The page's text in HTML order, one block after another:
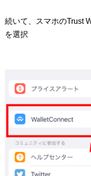
続いて、スマホのTrust
を選択